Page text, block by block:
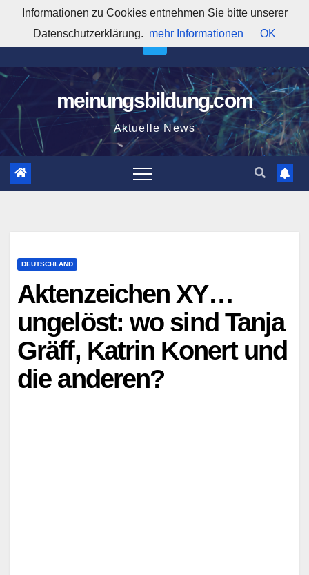
springen
1:10:43 AM
meinungsbildung.com
Aktuelle News
DEUTSCHLAND
Aktenzeichen XY…
ungelöst: wo sind Tanja
Gräff, Katrin Konert und
die anderen?
Informationen zu Cookies entnehmen Sie bitte unserer
Datenschutzerklärung. mehr Informationen OK